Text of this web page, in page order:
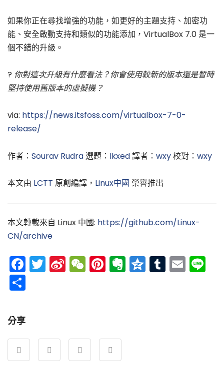
如果你正在尋找增強的功能，如更好的主題支持、加密功
能、安全啟動支持和類似的功能添加，VirtualBox 7.0 是一
個不錯的升級。
? 你對這次升級有什麼看法？你會使用較新的版本還是暫時
堅持使用舊版本的虛擬機？
via: https://news.itsfoss.com/virtualbox-7-0-
release/
作者： Sourav Rudra選題： lkxed譯者： wxy校對： wxy
本文由 LCTT 原創編譯， Linux中國 榮譽推出
本文轉載來自 Linux 中國: https://github.com/Linux-
CN/archive
Facebook
Twitter
Sina
Weibo
WeChat
Pinterest
Evernote
Qzone
Tumblr
分享